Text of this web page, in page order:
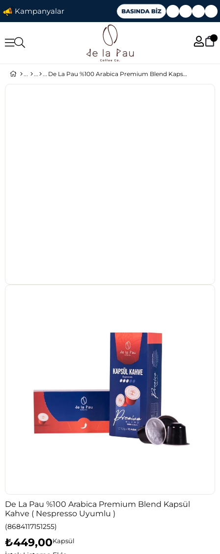
Kampanyalar
De La Pau %100 Arabica Premium Blend Kapsül Kahve ( Nespresso Uyumlu )
De La Pau %100 Arabica Premium Blend Kapsül
Kahve ( Nespresso Uyumlu )
(8684117151255)
₺449,00Kapsül